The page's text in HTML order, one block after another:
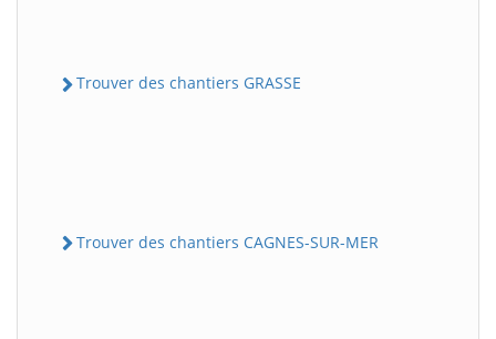
Trouver des chantiers GRASSE
Trouver des chantiers CAGNES-SUR-MER